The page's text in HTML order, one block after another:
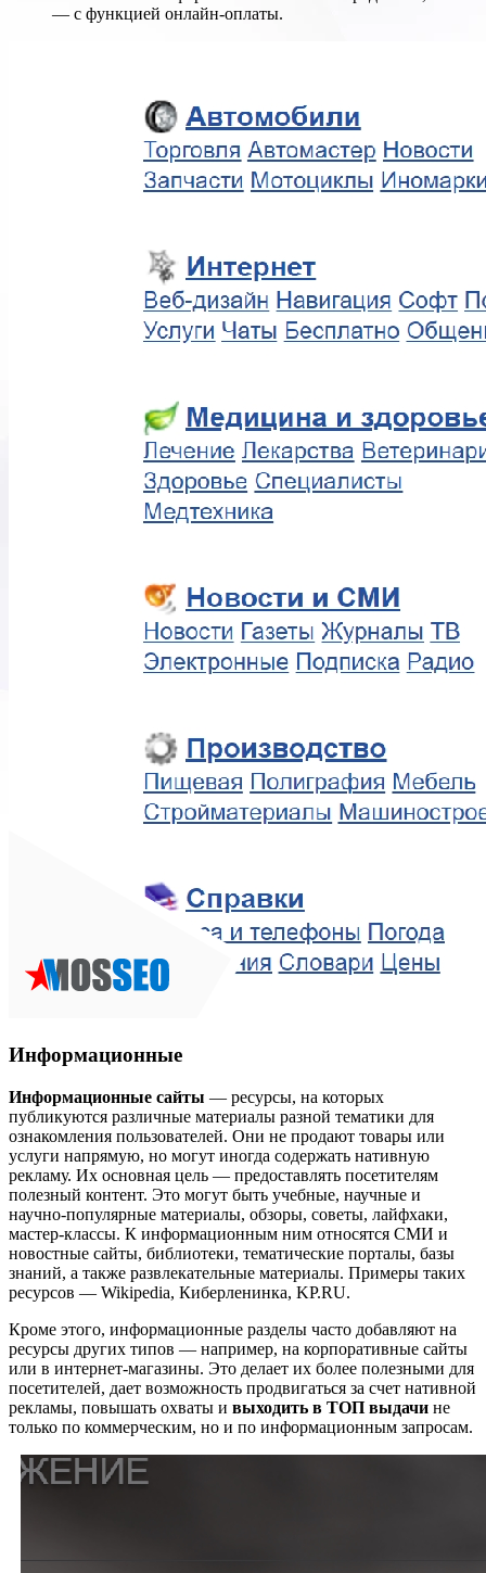
— с функцией онлайн-оплаты.
Информационные
Информационные сайты — ресурсы, на которых
публикуются различные материалы разной тематики для
ознакомления пользователей. Они не продают товары или
услуги напрямую, но могут иногда содержать нативную
рекламу. Их основная цель — предоставлять посетителям
полезный контент. Это могут быть учебные, научные и
научно-популярные материалы, обзоры, советы, лайфхаки,
мастер-классы. К информационным ним относятся СМИ и
новостные сайты, библиотеки, тематические порталы, базы
знаний, а также развлекательные материалы. Примеры таких
ресурсов — Wikipedia, Киберленинка, KP.RU.
Кроме этого, информационные разделы часто добавляют на
ресурсы других типов — например, на корпоративные сайты
или в интернет-магазины. Это делает их более полезными для
посетителей, дает возможность продвигаться за счет нативной
рекламы, повышать охваты и выходить в ТОП выдачи не
только по коммерческим, но и по информационным запросам.